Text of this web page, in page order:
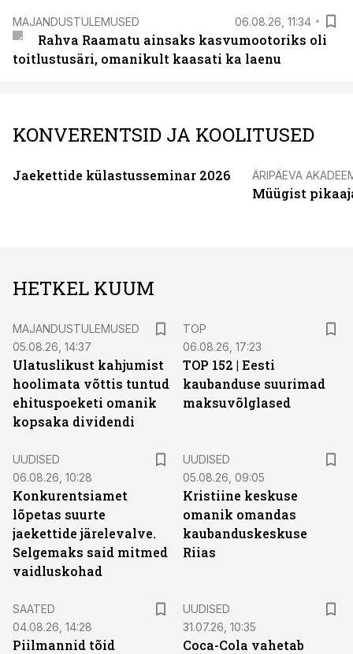
MAJANDUSTULEMUSED 06.08.26, 11:34
Rahva Raamatu ainsaks kasvumootoriks oli
toitlustusäri, omanikult kaasati ka laenu
KONVERENTSID JA KOOLITUSED
Jaekettide külastusseminar 2026 ÄRIPÄEVA
Müügist
HETKEL KUUM
MAJANDUSTULEMUSED
05.08.26, 14:37
Ulatuslikust kahjumist
hoolimata võttis tuntud
ehituspoeketi omanik
kopsaka dividendi
TOP
06.08.26, 17:23
TOP 152 | Eesti
kaubanduse suurimad
maksuvõlglased
UUDISED
06.08.26, 10:28
Konkurentsiamet
lõpetas suurte
jaekettide järelevalve.
Selgemaks said mitmed
vaidluskohad
UUDISED
05.08.26, 09:05
Kristiine keskuse
omanik omandas
kaubanduskeskuse
Riias
SAATED
04.08.26, 14:28
Piilmannid tõid
UUDISED
31.07.26, 10:35
Coca-Cola vahetab